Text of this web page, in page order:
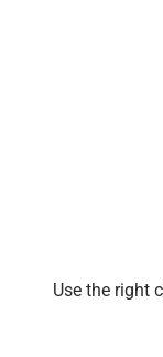
Use the right